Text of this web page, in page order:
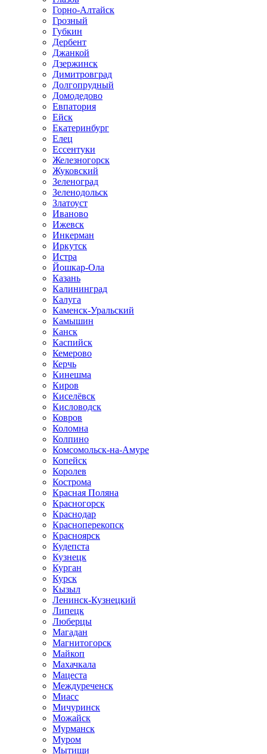
Горно-Алтайск
Грозный
Губкин
Дербент
Джанкой
Дзержинск
Димитровград
Долгопрудный
Домодедово
Евпатория
Ейск
Екатеринбург
Елец
Ессентуки
Железногорск
Жуковский
Зеленоград
Зеленодольск
Златоуст
Иваново
Ижевск
Инкерман
Иркутск
Истра
Йошкар-Ола
Казань
Калининград
Калуга
Каменск-Уральский
Камышин
Канск
Каспийск
Кемерово
Керчь
Кинешма
Киров
Киселёвск
Кисловодск
Ковров
Коломна
Колпино
Комсомольск-на-Амуре
Копейск
Королев
Кострома
Красная Поляна
Красногорск
Краснодар
Красноперекопск
Красноярск
Кудепста
Кузнецк
Курган
Курск
Кызыл
Ленинск-Кузнецкий
Липецк
Люберцы
Магадан
Магнитогорск
Майкоп
Махачкала
Мацеста
Междуреченск
Миасс
Мичуринск
Можайск
Мурманск
Муром
Мытищи